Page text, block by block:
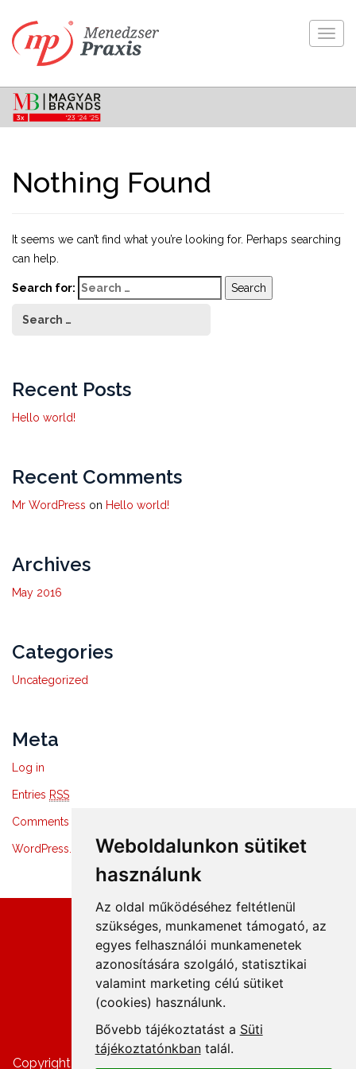
Weboldalunkon sütiket
használunk
Az oldal működéséhez feltétlenül
szükséges, munkamenet támogató, az
egyes felhasználói munkamenetek
azonosítására szolgáló, statisztikai
valamint marketing célú sütiket
(cookies) használunk.
Bővebb tájékoztatást a Süti
tájékoztatónkbantalál.
Nothing Found
It seems we can’t find what you’re looking for. Perhaps searching
can help.
Search for:
Recent Posts
Hello world!
Recent Comments
Mr WordPress on Hello world!
Archives
May 2016
Categories
Uncategorized
Meta
Log in
Entries RSS
Comments
WordPress.org
+36 1 8807600
info@mprx.hu
Copyright ©